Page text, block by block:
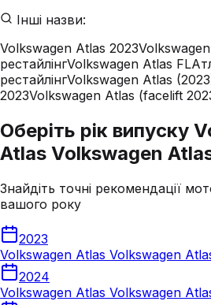
Інші назви:
Volkswagen Atlas 2023
рестайлінгVolkswagen Atlas FL
рестайлінгVolkswagen Atlas
2023Volkswagen Atlas (facelift
Оберіть рік випуску
Atlas Volkswagen
Знайдіть точні рекомендації
вашого року
2023
Volkswagen Atlas Volkswagen
2024
Volkswagen Atlas Volkswagen